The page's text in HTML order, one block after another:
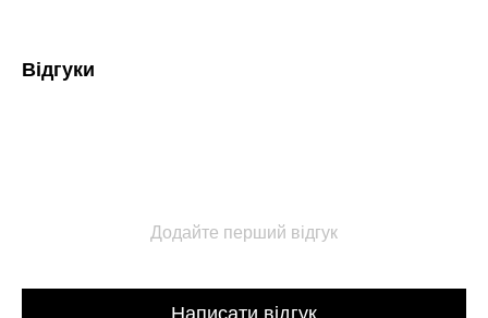
Відгуки
Додайте перший відгук